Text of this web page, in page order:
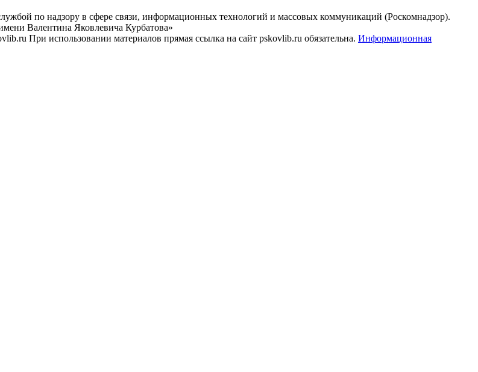
по надзору в сфере связи, информационных технологий и массовых коммуникаций (Роскомнадзор).
Валентина Яковлевича Курбатова»
При использовании материалов прямая ссылка на сайт pskovlib.ru обязательна. Информационная